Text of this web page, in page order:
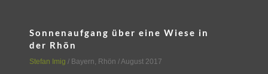
Sonnenaufgang über eine Wiese in
der Rhön
Stefan Imig / Bayern, Rhön / August 2017